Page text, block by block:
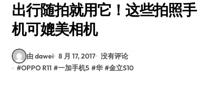
出行随拍就用它！这些拍照手
机可媲美相机
由 dawei 8 月 17, 2017 没有评论
#OPPO R11 #一加手机5 #华 #金立S10